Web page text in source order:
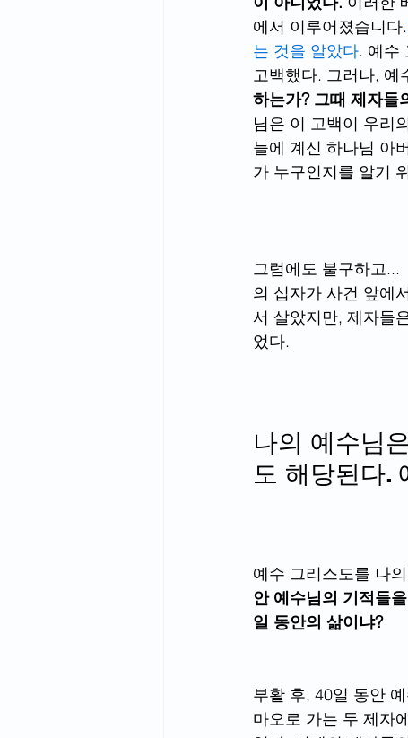
에서 이루어졌습니다.
는 것을 알았다. 예수
고백했다. 그러나, 예
하는가? 그때 제자들
님은 이 고백이 우리
늘에 계신 하나님 아
가 누구인지를 알기
그럼에도 불구하고...
의 십자가 사건 앞에
서 살았지만, 제자들
었다.
나의 예수님
도 해당된다.
예수 그리스도를 나
안 예수님의 기적들
일 동안의 삶이냐?
부활 후, 40일 동안
마오로 가는 두 제자